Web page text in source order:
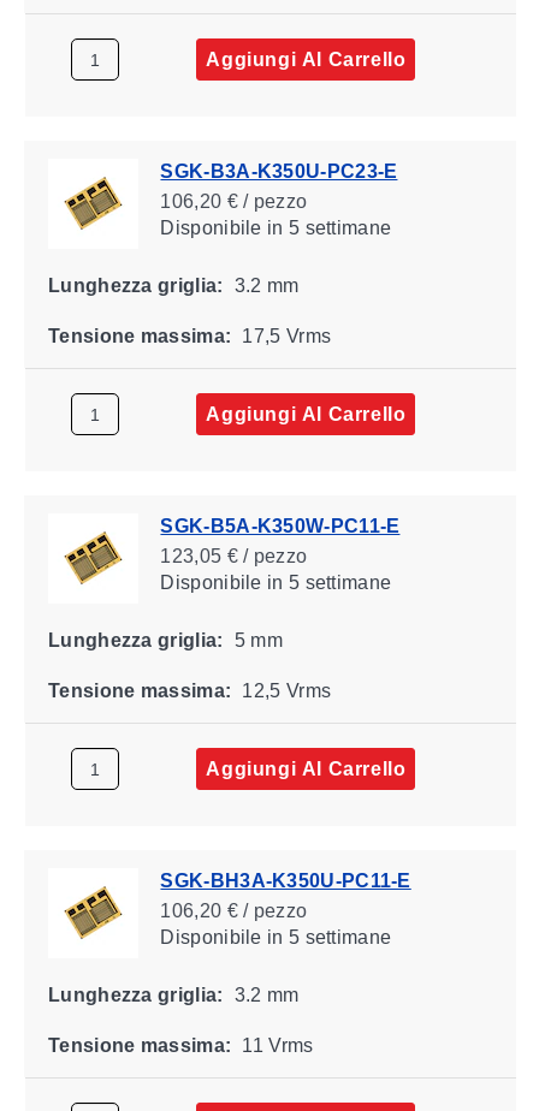
Aggiungi Al Carrello
SGK-B3A-K350U-PC23-E
106,20 € / pezzo
Disponibile in 5 settimane
Lunghezza griglia: 3.2 mm
Tensione massima: 17,5 Vrms
Aggiungi Al Carrello
SGK-B5A-K350W-PC11-E
123,05 € / pezzo
Disponibile in 5 settimane
Lunghezza griglia: 5 mm
Tensione massima: 12,5 Vrms
Aggiungi Al Carrello
SGK-BH3A-K350U-PC11-E
106,20 € / pezzo
Disponibile in 5 settimane
Lunghezza griglia: 3.2 mm
Tensione massima: 11 Vrms